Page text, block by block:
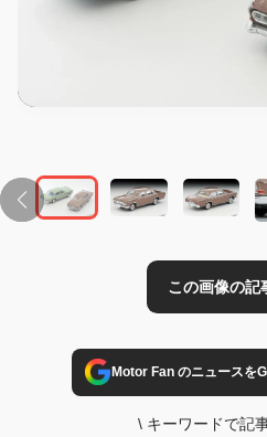
Motor Fan のニュースを
\ キーワードで記